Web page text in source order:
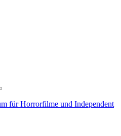
für Horrorfilme und Independent